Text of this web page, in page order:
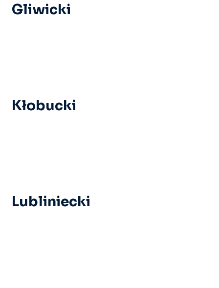
Gliwicki
Kłobucki
Lubliniecki